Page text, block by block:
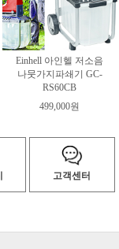
Einhell 아인헬 저소음
나뭇가지파쇄기 GC-
RS60CB
499,000원
고객센터